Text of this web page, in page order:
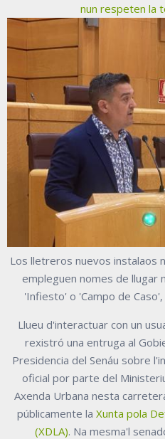
nun respeten la
Los lletreros nuevos instalaos
empleguen nomes de llugar
'Infiesto' o 'Campo de
Llueu d'interactuar con un
rexistró una entruga al
Presidencia del Senáu sobre
oficial por parte del
Axenda Urbana nesta
públicamente la Xunta pola
(XDLA). Na mesma'l